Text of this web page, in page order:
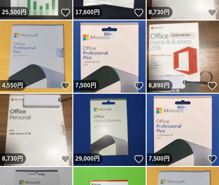
25,500円 いいね！
17,600円 いいね！
8,730円
4,550円 いいね！
7,500円 いいね！
6,890円
8,730円 いいね！
29,000円 いいね！
7,500円